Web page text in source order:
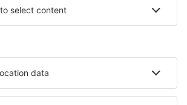
(SST)
Bariloche Teniente Luis Candelaria